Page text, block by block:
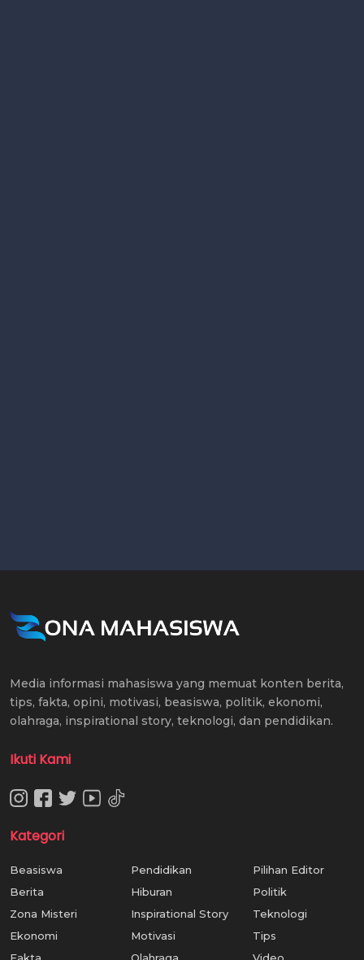
Media informasi mahasiswa yang memuat konten berita,
tips, fakta, opini, motivasi, beasiswa, politik, ekonomi,
olahraga, inspirational story, teknologi, dan pendidikan.
Ikuti Kami
Kategori
Beasiswa
Berita
Zona Misteri
Ekonomi
Pendidikan
Hiburan
Inspirational Story
Motivasi
Pilihan Editor
Politik
Teknologi
Tips